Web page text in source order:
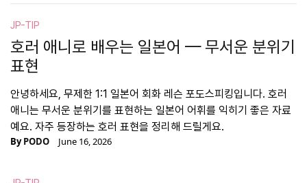
JP-TIP
호러 애니로 배우는 일본어 — 무서운 분위기
표현
안녕하세요, 무제한 1:1 일본어 회화 레슨 포도스피킹입니다. 호러
애니는 무서운 분위기를 표현하는 일본어 어휘를 익히기 좋은 자료
예요. 자주 등장하는 호러 표현을 정리해 드릴게요.
ByPODO June 16, 2026